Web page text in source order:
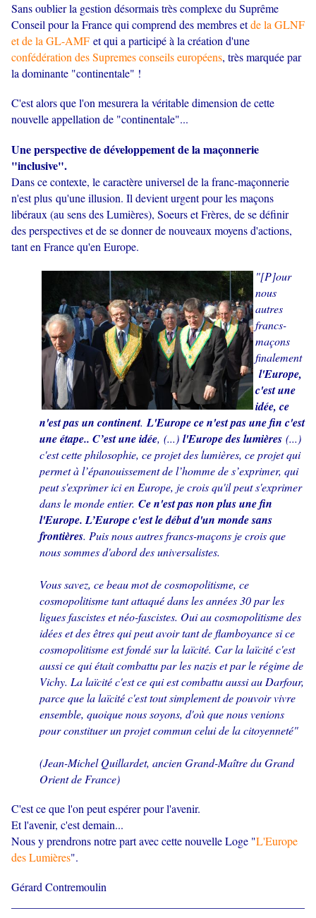
Sans oublier la gestion désormais très complexe du Suprême
Conseil pour la France qui comprend des membres etde la GLNF
et de la GL-AMF et qui a participé à la création d'une
confédération des Supremes conseils européens, très marquée par
la dominante "continentale" !
C'est alors que l'on mesurera la véritable dimension de cette
nouvelle appellation de "continentale"...
Une perspective de développement de la maçonnerie
"inclusive".
Dans ce contexte, le caractère universel de la franc-maçonnerie
n'est plus qu'une illusion. Il devient urgent pour les maçons
libéraux (au sens des Lumières), Soeurs et Frères, de se définir
des perspectives et de se donner de nouveaux moyens d'actions,
tant en France qu'en Europe.
"[P]our
nous
autres
francs-
maçons
finalement
l'Europe,
c'est une
idée, ce
n'est pas un continent. L'Europe ce n'est pas une fin c'est
une étape.. C’est une idée, (...) l'Europe des lumières (...)
c'est cette philosophie, ce projet des lumières, ce projet qui
permet à l’épanouissement de l’homme de s’exprimer, qui
peut s'exprimer ici en Europe, je crois qu'il peut s'exprimer
dans le monde entier. Ce n'est pas non plus une fin
l'Europe. L’Europe c'est le début d'un monde sans
frontières. Puis nous autres francs-maçons je crois que
nous sommes d'abord des universalistes.
Vous savez, ce beau mot de cosmopolitisme, ce
cosmopolitisme tant attaqué dans les années 30 par les
ligues fascistes et néo-fascistes. Oui au cosmopolitisme des
idées et des êtres qui peut avoir tant de flamboyance si ce
cosmopolitisme est fondé sur la laïcité. Car la laïcité c'est
aussi ce qui était combattu par les nazis et par le régime de
Vichy. La laïcité c'est ce qui est combattu aussi au Darfour,
parce que la laïcité c'est tout simplement de pouvoir vivre
ensemble, quoique nous soyons, d'où que nous venions
pour constituer un projet commun celui de la citoyenneté"
(Jean-Michel Quillardet, ancien Grand-Maître du Grand
Orient de France)
C'est ce que l'on peut espérer pour l'avenir.
Et l'avenir, c'est demain...
Nous y prendrons notre part avec cette nouvelle Loge "L'Europe
des Lumières".
Gérard Contremoulin